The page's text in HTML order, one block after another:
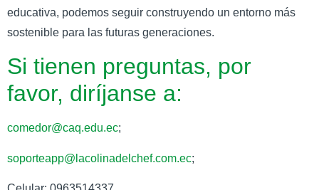
educativa, podemos seguir construyendo un entorno más
sostenible para las futuras generaciones.
Si tienen preguntas, por
favor, diríjanse a:
comedor@caq.edu.ec;
soporteapp@lacolinadelchef.com.ec;